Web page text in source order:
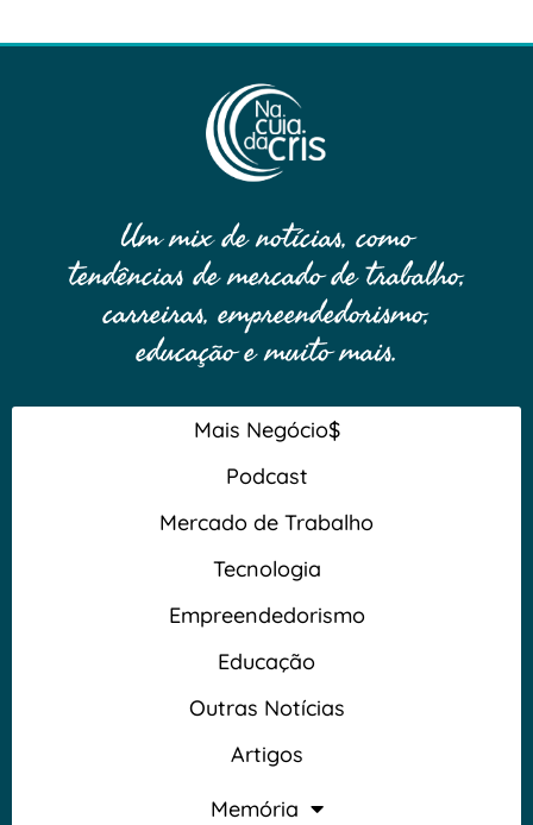
Um mix de notícias, como
tendências de mercado de trabalho,
carreiras, empreendedorismo,
educação e muito mais.
Mais Negócio$
Podcast
Mercado de Trabalho
Tecnologia
Empreendedorismo
Educação
Outras Notícias
Artigos
Memória